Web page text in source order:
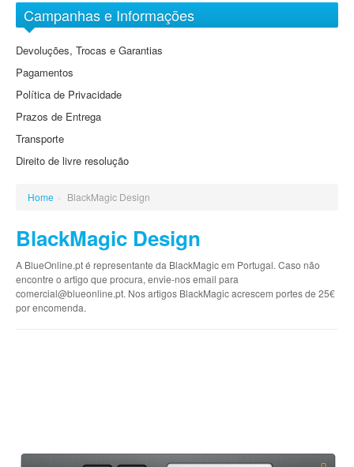
Objectivas EF-M
Grande Angular
Grande Angular Zoom
Standard
Standard Zoom
Tele Zoom
DVD
Baterias
Cartões de Memória
Cassetes
Campanhas e Informações
Devoluções, Trocas e Garantias
Pagamentos
Política de Privacidade
Prazos de Entrega
Transporte
Direito de livre resolução
Home › BlackMagic Design
BlackMagic Design
A BlueOnline.pt é representante da BlackMagic em Portugal. Caso não
encontre o artigo que procura, envie-nos email para
comercial@blueonline.pt. Nos artigos BlackMagic acrescem portes de 25€
por encomenda.